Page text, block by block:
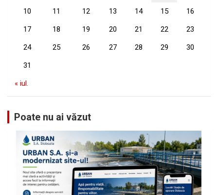
10 11 12 13 14 15 16
17 18 19 20 21 22 23
24 25 26 27 28 29 30
31
« iul.
Poate nu ai văzut